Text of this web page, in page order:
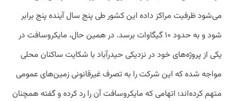
می‌شود ظرفیت مراکز داده این کشور طی پنج سال آینده پنج برابر
شود و به حدود ۱۰ گیگاوات برسد. در همین حال، مایکروسافت در
یکی از پروژه‌های خود در نزدیکی حیدرآباد با شکایت ساکنان محلی
مواجه شده که این شرکت را به تصرف غیرقانونی زمین‌های عمومی
متهم کرده‌اند؛ اتهامی که مایکروسافت آن را رد کرده و گفته همچنان